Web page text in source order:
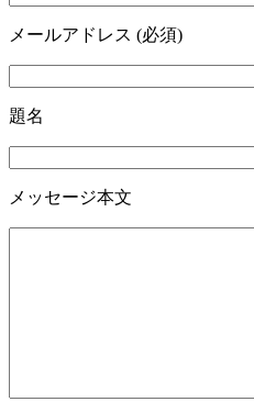
メールアドレス (必須)
題名
メッセージ本文